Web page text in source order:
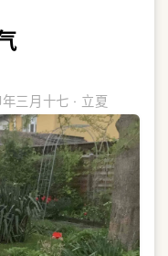
年三月十七 · 立夏